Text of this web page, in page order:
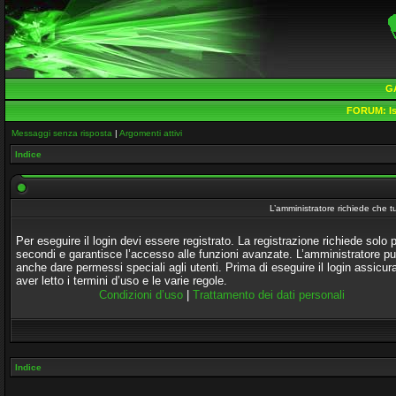
FORUM:
Messaggi senza risposta | Argomenti attivi
Indice
L’amministratore richiede che
Per eseguire il login devi essere registrato. La registrazione richiede solo
secondi e garantisce l’accesso alle funzioni avanzate. L’amministratore
anche dare permessi speciali agli utenti. Prima di eseguire il login
aver letto i termini d’uso e le varie regole.
Condizioni d’uso
Trattamento dei dati personali
Indice